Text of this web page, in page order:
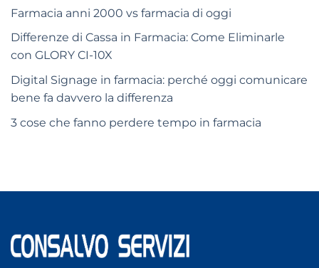
Farmacia anni 2000 vs farmacia di oggi
Differenze di Cassa in Farmacia: Come Eliminarle
con GLORY CI-10X
Digital Signage in farmacia: perché oggi comunicare
bene fa davvero la differenza
3 cose che fanno perdere tempo in farmacia